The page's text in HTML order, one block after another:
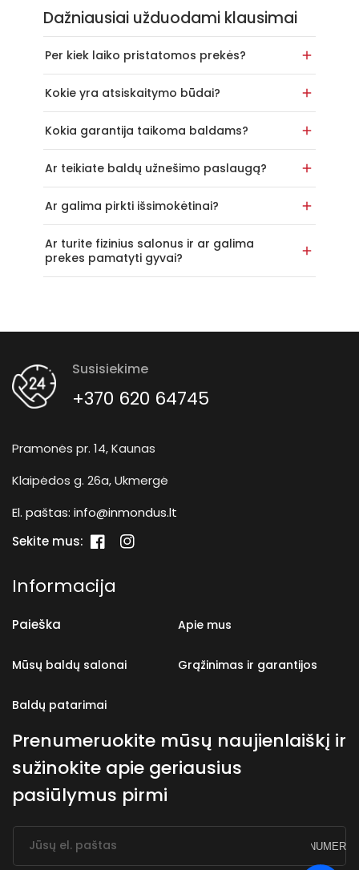
Dažniausiai užduodami klausimai
Per kiek laiko pristatomos prekės?
Kokie yra atsiskaitymo būdai?
Kokia garantija taikoma baldams?
Ar teikiate baldų užnešimo paslaugą?
Ar galima pirkti išsimokėtinai?
Ar turite fizinius salonus ir ar galima
prekes pamatyti gyvai?
Susisiekime
+370 620 64745
Pramonės pr. 14, Kaunas
Klaipėdos g. 26a, Ukmergė
El. paštas: info@inmondus.lt
Sekite mus:
„Facebook“„Instagram“
Informacija
Paieška Apie mus
Mūsų baldų salonai Grąžinimas ir garantijos
Baldų patarimai
Prenumeruokite mūsų naujienlaiškį ir
sužinokite apie geriausius
pasiūlymus pirmi
Jūsų el. paštas